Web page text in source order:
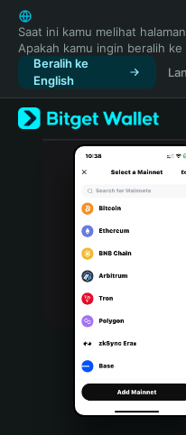
English
日本語
Tiếng Việt
Русский
Español (Latinoamérica)
Türkçe
Italiano
Português (Portugal)
Bahasa Indonesia
Português (Brasil)
Español (Argentina)
Saat ini kamu melihat
Apakah kamu ingin beralih ke
Beralih ke
English